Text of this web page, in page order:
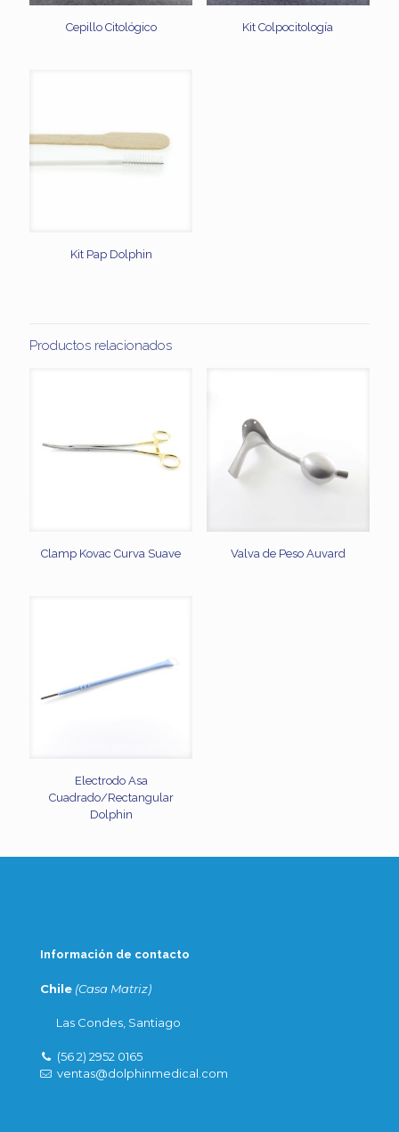
Cepillo Citológico Kit Colpocitología
Kit Pap Dolphin
Productos relacionados
Clamp Kovac Curva Suave Valva de Peso Auvard
Electrodo Asa
Cuadrado/Rectangular
Dolphin
Información de contacto
Chile (Casa Matriz)
Las Condes, Santiago
(56 2) 2952 0165
ventas@dolphinmedical.com